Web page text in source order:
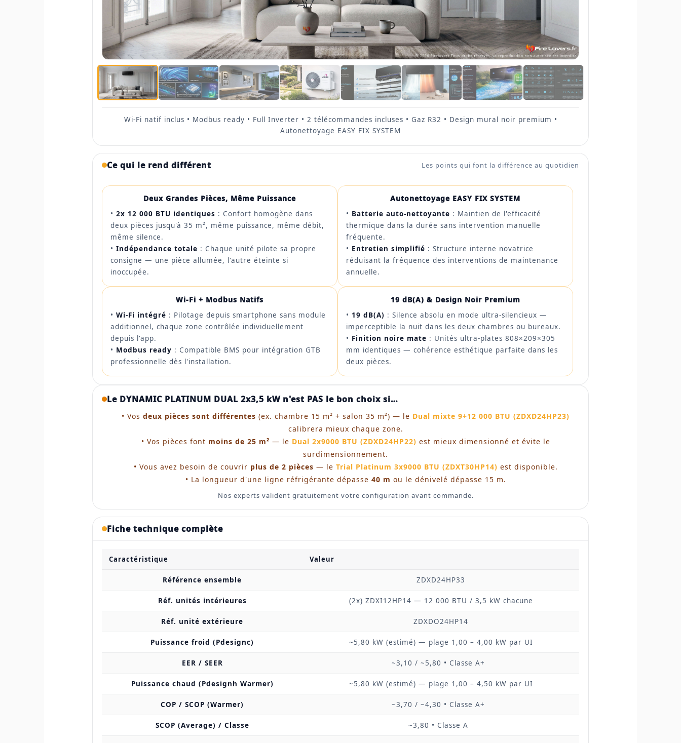
Wi-Fi natif inclus • Modbus ready • Full Inverter • 2 télécommandes incluses • Gaz R32 • Design mural noir premium •
Autonettoyage EASY FIX SYSTEM
Ce qui le rend différent Les points qui font la différence au quotidien
Deux Grandes Pièces, Même Puissance
• 2x 12 000 BTU identiques : Confort homogène dans
deux pièces jusqu'à 35 m², même puissance, même débit,
même silence.
• Indépendance totale : Chaque unité pilote sa propre
consigne — une pièce allumée, l'autre éteinte si
inoccupée.
Autonettoyage EASY FIX SYSTEM
• Batterie auto-nettoyante : Maintien de l'efficacité
thermique dans la durée sans intervention manuelle
fréquente.
• Entretien simplifié : Structure interne novatrice
réduisant la fréquence des interventions de maintenance
annuelle.
Wi-Fi + Modbus Natifs
• Wi-Fi intégré : Pilotage depuis smartphone sans module
additionnel, chaque zone contrôlée individuellement
depuis l'app.
• Modbus ready : Compatible BMS pour intégration GTB
professionnelle dès l'installation.
19 dB(A) & Design Noir Premium
• 19 dB(A) : Silence absolu en mode ultra-silencieux —
imperceptible la nuit dans les deux chambres ou bureaux.
• Finition noire mate : Unités ultra-plates 808×209×305
mm identiques — cohérence esthétique parfaite dans les
deux pièces.
Le DYNAMIC PLATINUM DUAL 2x3,5 kW n'est PAS le bon choix si…
• Vos deux pièces sont différentes (ex. chambre 15 m² + salon 35 m²) — le Dual mixte 9+12 000 BTU (ZDXD24HP23)
calibrera mieux chaque zone.
• Vos pièces font moins de 25 m² — le Dual 2x9000 BTU (ZDXD24HP22) est mieux dimensionné et évite le
surdimensionnement.
• Vous avez besoin de couvrir plus de 2 pièces — le Trial Platinum 3x9000 BTU (ZDXT30HP14) est disponible.
• La longueur d'une ligne réfrigérante dépasse 40 m ou le dénivelé dépasse 15 m.
Nos experts valident gratuitement votre configuration avant commande.
Fiche technique complète
Caractéristique Valeur
Référence ensemble ZDXD24HP33
Réf. unités intérieures (2x) ZDXI12HP14 — 12 000 BTU / 3,5 kW chacune
Réf. unité extérieure ZDXDO24HP14
Puissance froid (Pdesignc) ~5,80 kW (estimé) — plage 1,00 – 4,00 kW par UI
EER / SEER ~3,10 / ~5,80 • Classe A+
Puissance chaud (Pdesignh Warmer) ~5,80 kW (estimé) — plage 1,00 – 4,50 kW par UI
COP / SCOP (Warmer) ~3,70 / ~4,30 • Classe A+
SCOP (Average) / Classe ~3,80 • Classe A